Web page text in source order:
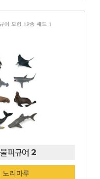
피규어 2
노리마루